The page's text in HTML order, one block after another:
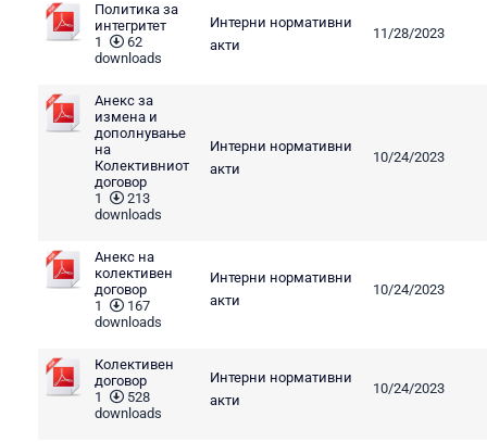
Политика за
интегритет
1
62
downloads
Интерни нормативни
акти
11/28/2023
Анекс за
измена и
дополнување
на
Колективниот
договор
1
213
downloads
Интерни нормативни
акти
10/24/2023
Анекс на
колективен
договор
1
167
downloads
Интерни нормативни
акти
10/24/2023
Колективен
договор
1
528
downloads
Интерни нормативни
акти
10/24/2023